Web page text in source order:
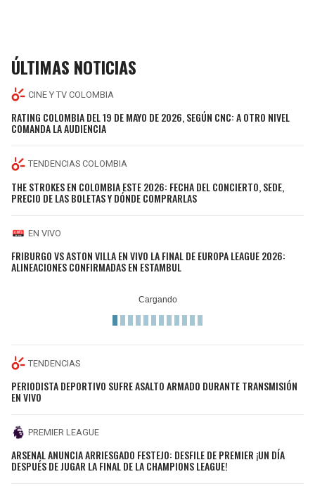
ÚLTIMAS NOTICIAS
CINE Y TV COLOMBIA
RATING COLOMBIA DEL 19 DE MAYO DE 2026, SEGÚN CNC: A OTRO NIVEL
COMANDA LA AUDIENCIA
TENDENCIAS COLOMBIA
THE STROKES EN COLOMBIA ESTE 2026: FECHA DEL CONCIERTO, SEDE,
PRECIO DE LAS BOLETAS Y DÓNDE COMPRARLAS
EN VIVO
FRIBURGO VS ASTON VILLA EN VIVO LA FINAL DE EUROPA LEAGUE 2026:
ALINEACIONES CONFIRMADAS EN ESTAMBUL
TENDENCIAS
PERIODISTA DEPORTIVO SUFRE ASALTO ARMADO DURANTE TRANSMISIÓN
EN VIVO
PREMIER LEAGUE
ARSENAL ANUNCIA ARRIESGADO FESTEJO: DESFILE DE PREMIER ¡UN DÍA
DESPUÉS DE JUGAR LA FINAL DE LA CHAMPIONS LEAGUE!